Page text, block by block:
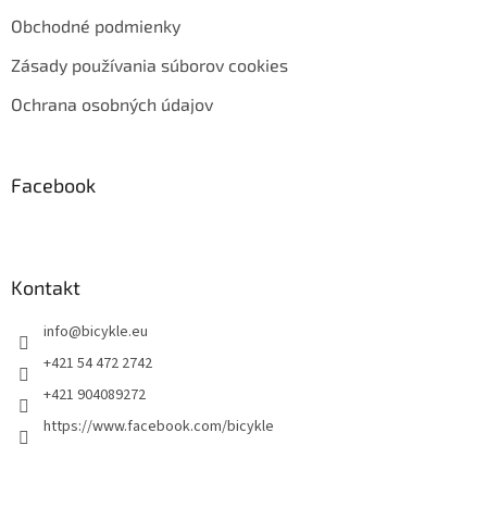
Obchodné podmienky
Zásady používania súborov cookies
Ochrana osobných údajov
Facebook
Kontakt
info@bicykle.eu
+421 54 472 2742
+421 904089272
https://www.facebook.com/bicykle